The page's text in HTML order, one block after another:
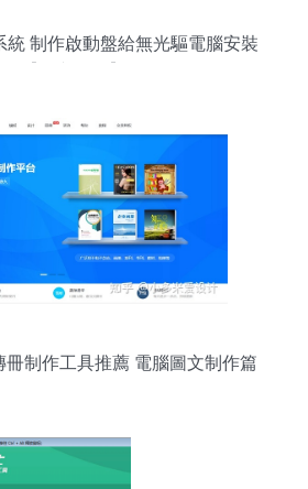
統 制作啟動盤給無光驅電腦安裝
制作工具推薦 電腦圖文制作篇